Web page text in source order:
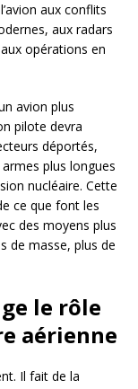
aux conflits
aux radars
opérations en
avion plus
pilote devra
déportés,
plus longues
nucléaire. Cette
ce que font les
des moyens plus
de masse, plus de
le rôle
aérienne
Il fait de la